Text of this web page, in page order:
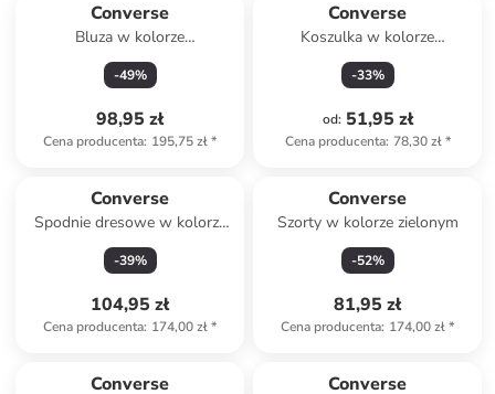
Converse
Bluza w kolorze
jasnoróżowym
-49%
98,95 zł
Cena producenta: 195,75 zł*
Converse
Koszulka w kolorze
kremowym
-33%
od: 51,95 zł
Cena producenta: 78,30 zł*
Converse
Spodnie dresowe w kolorze
antracytowym
-39%
104,95 zł
Cena producenta: 174,00 zł*
Converse
Szorty w kolorze zielonym
-52%
81,95 zł
Cena producenta: 174,00 zł*
Converse Converse